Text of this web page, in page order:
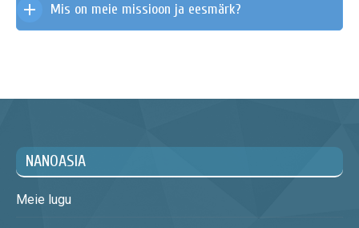
Mis on meie missioon ja eesmärk?
NANOASIA
Meie lugu